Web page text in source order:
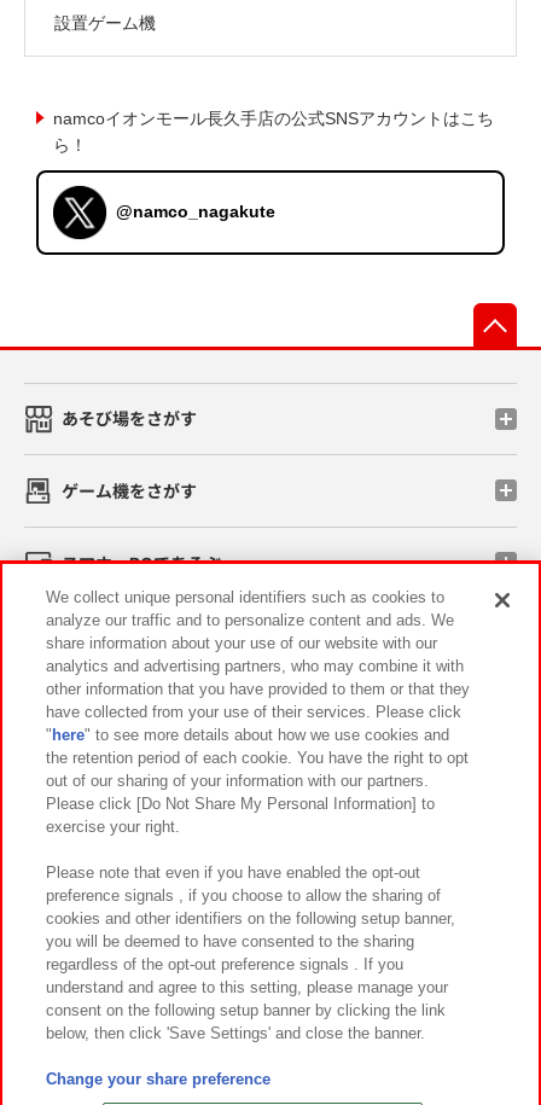
設置ゲーム機
namcoイオンモール長久手店の公式SNSアカウントはこち
ら！
@namco_nagakute
あそび場をさがす
ゲーム機をさがす
スマホ・PCであそぶ
イベント・キャンペーン
関連会社 サステナビリティ サイトポリシー
プライバシーポリシー ウェブアクセシビリティ方針と検証結果
お取引先さまとともに
カスタマーハラスメント対応方針 よくあるご質問・お問い合わせ
©Bandai Namco Amusement Inc.
©Bandai Namco Amusement Lab Inc.
We collect unique personal identifiers such as cookies to
analyze our traffic and to personalize content and ads. We
share information about your use of our website with our
analytics and advertising partners, who may combine it with
other information that you have provided to them or that they
have collected from your use of their services. Please click
" here" to see more details about how we use cookies and
the retention period of each cookie. You have the right to opt
out of our sharing of your information with our partners.
Please click [Do Not Share My Personal Information] to
exercise your right.
Please note that even if you have enabled the opt-out
preference signals , if you choose to allow the sharing of
cookies and other identifiers on the following setup banner,
you will be deemed to have consented to the sharing
regardless of the opt-out preference signals . If you
understand and agree to this setting, please manage your
consent on the following setup banner by clicking the link
below, then click 'Save Settings' and close the banner.
Change your share preference